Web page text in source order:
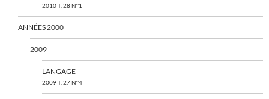
2010 T. 28 N°1
ANNÉES 2000
2009
LANGAGE
2009 T. 27 N°4